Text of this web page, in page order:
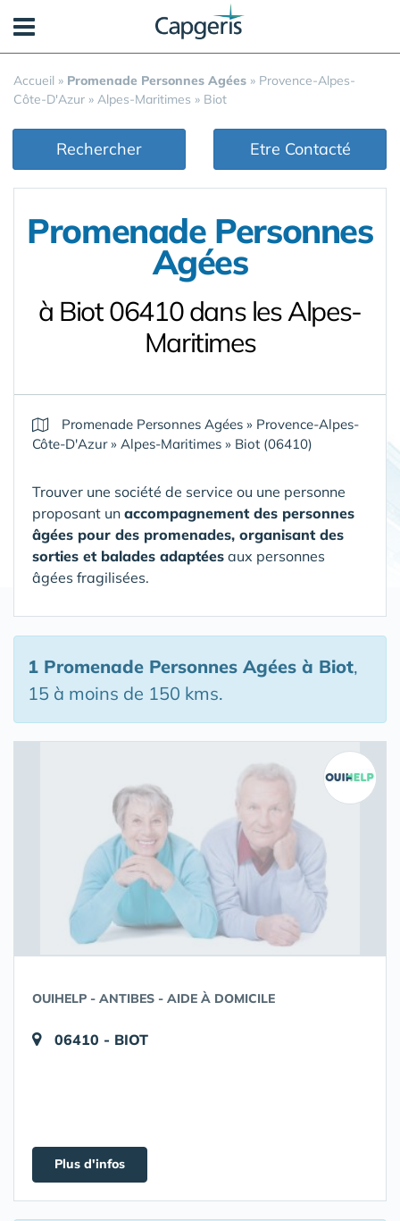
Accueil » Promenade Personnes Agées » Provence-Alpes-
Côte-D'Azur » Alpes-Maritimes » Biot
Rechercher Etre Contacté
Promenade Personnes
Agées
à Biot 06410 dans les Alpes-
Maritimes
Promenade Personnes Agées » Provence-Alpes-
Côte-D'Azur» Alpes-Maritimes » Biot (06410)
Trouver une société de service ou une personne
proposant un accompagnement des personnes
âgées pour des promenades, organisant des
sorties et balades adaptées aux personnes
âgées fragilisées.
1 Promenade Personnes Agées à Biot,
15 à moins de 150 kms.
OUIHELP - ANTIBES - AIDE À DOMICILE
06410 - BIOT
Plus d'infos